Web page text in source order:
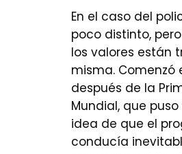
En el caso del
poco distinto,
los valores están
misma. Comenzó
después de la
Mundial, que
idea de que el
conducía